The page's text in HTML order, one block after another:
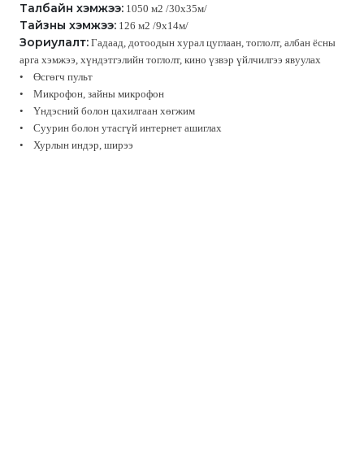
Талбайн хэмжээ: 1050 м2 /30x35м/
Тайзны хэмжээ: 126 м2 /9х14м/
Зориулалт: Гадаад, дотоодын хурал цуглаан, тоглолт, албан ёсны
арга хэмжээ, хүндэтгэлийн тоглолт, кино үзвэр үйлчилгээ явуулах
• Өсгөгч пульт
• Микрофон, зайны микрофон
• Үндэсний болон цахилгаан хөгжим
• Суурин болон утасгүй интернет ашиглах
• Хурлын индэр, ширээ